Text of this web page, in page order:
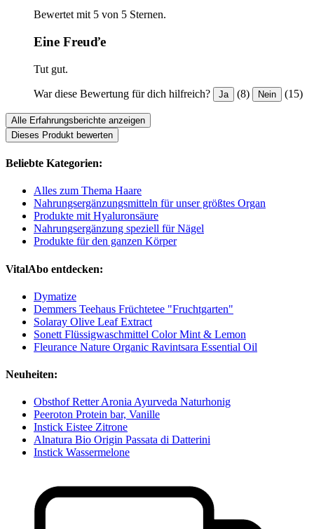
Bewertet mit 5 von 5 Sternen.
Eine Freuďe
Tut gut.
War diese Bewertung für dich hilfreich? Ja (8) Nein (15)
Alle Erfahrungsberichte anzeigen
Dieses Produkt bewerten
Beliebte Kategorien:
Alles zum Thema Haare
Nahrungsergänzungsmitteln für unser größtes Organ
Produkte mit Hyaluronsäure
Nahrungsergänzung speziell für Nägel
Produkte für den ganzen Körper
VitalAbo entdecken:
Dymatize
Demmers Teehaus Früchtetee "Fruchtgarten"
Solaray Olive Leaf Extract
Sonett Flüssigwaschmittel Color Mint & Lemon
Fleurance Nature Organic Ravintsara Essential Oil
Neuheiten:
Obsthof Retter Aronia Ayurveda Naturhonig
Peeroton Protein bar, Vanille
Instick Eistee Zitrone
Alnatura Bio Origin Passata di Datterini
Instick Wassermelone